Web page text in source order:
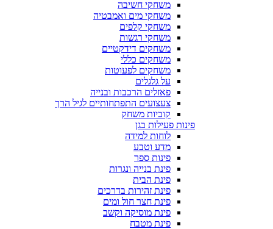
משחקי חשיבה
משחקי מים ואמבטיה
משחקי קלפים
משחקי רגשות
משחקים דידקטיים
משחקים כללי
משחקים לפעוטות
על גלגלים
פאזלים הרכבות ובנייה
צעצועים התפתחותיים לגיל הרך
קוביות משחק
פינות פעילות בגן
לוחות למידה
מדע וטבע
פינות ספר
פינת בנייה ונגרות
פינת הבית
פינת זהירות בדרכים
פינת חצר חול ומים
פינת מוסיקה וקשב
פינת מטבח